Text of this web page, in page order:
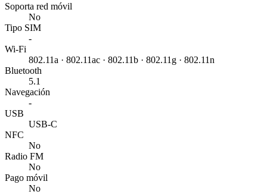
Soporta red móvil
No
Tipo SIM
-
Wi-Fi
802.11a · 802.11ac · 802.11b · 802.11g · 802.11n
Bluetooth
5.1
Navegación
-
USB
USB-C
NFC
No
Radio FM
No
Pago móvil
No